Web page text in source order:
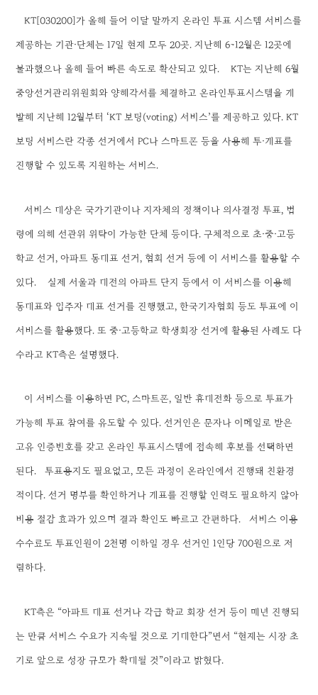
KT[030200]가 올해 들어 이달 말까지 온라인 투표 시스템 서비스를
제공하는 기관·단체는 17일 현재 모두 20곳. 지난해 6~12월은 12곳에
불과했으나 올해 들어 빠른 속도로 확산되고 있다.
KT는 지난해 6월
중앙선거관리위원회와 양해각서를 체결하고 온라인투표시스템을 개
발해 지난해 12월부터 ‘KT 보팅(voting) 서비스’를 제공하고 있다. KT
보팅 서비스란 각종 선거에서 PC나 스마트폰 등을 사용해 투·개표를
진행할 수 있도록 지원하는 서비스.
서비스 대상은 국가기관이나 지자체의 정책이나 의사결정 투표, 법
령에 의해 선관위 위탁이 가능한 단체 등이다. 구체적으로 초·중·고등
학교 선거, 아파트 동대표 선거, 협회 선거 등에 이 서비스를 활용할 수
있다.
실제 서울과 대전의 아파트 단지 등에서 이 서비스를 이용해
동대표와 입주자 대표 선거를 진행했고, 한국기자협회 등도 투표에 이
서비스를 활용했다. 또 중·고등학교 학생회장 선거에 활용된 사례도 다
수라고 KT측은 설명했다.
이 서비스를 이용하면 PC, 스마트폰, 일반 휴대전화 등으로 투표가
가능해 투표 참여를 유도할 수 있다. 선거인은 문자나 이메일로 받은
고유 인증번호를 갖고 온라인 투표시스템에 접속해 후보를 선택하면
된다.
투표용지도 필요없고, 모든 과정이 온라인에서 진행돼 친환경
적이다. 선거 명부를 확인하거나 개표를 진행할 인력도 필요하지 않아
비용 절감 효과가 있으며 결과 확인도 빠르고 간편하다.서비스 이용
수수료도 투표인원이 2천명 이하일 경우 선거인 1인당 700원으로 저
렴하다.
KT측은 “아파트 대표 선거나 각급 학교 회장 선거 등이 매년 진행되
는 만큼 서비스 수요가 지속될 것으로 기대한다”면서 “현재는 시장 초
기로 앞으로 성장 규모가 확대될 것”이라고 밝혔다.